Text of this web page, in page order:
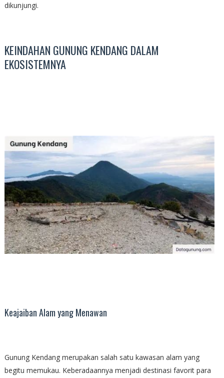
dikunjungi.
KEINDAHAN GUNUNG KENDANG DALAM
EKOSISTEMNYA
Keajaiban Alam yang Menawan
Gunung Kendang merupakan salah satu kawasan alam yang
begitu memukau. Keberadaannya menjadi destinasi favorit para